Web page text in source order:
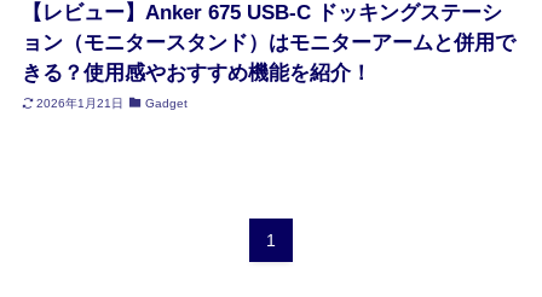
【レビュー】Anker 675 USB-C ドッキングステーシ
ョン（モニタースタンド）はモニターアームと併用で
きる？使用感やおすすめ機能を紹介！
2026年1月21日 Gadget
1